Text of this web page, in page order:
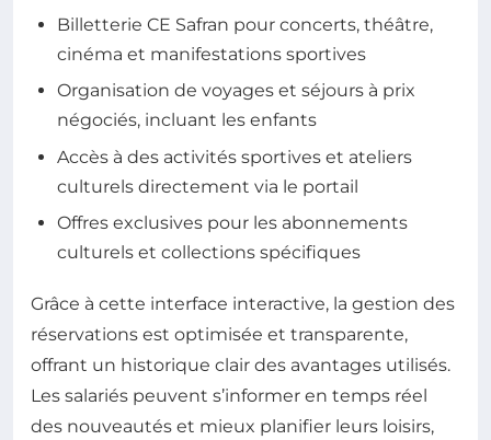
Billetterie CE Safran pour concerts, théâtre,
cinéma et manifestations sportives
Organisation de voyages et séjours à prix
négociés, incluant les enfants
Accès à des activités sportives et ateliers
culturels directement via le portail
Offres exclusives pour les abonnements
culturels et collections spécifiques
Grâce à cette interface interactive, la gestion des
réservations est optimisée et transparente,
offrant un historique clair des avantages utilisés.
Les salariés peuvent s’informer en temps réel
des nouveautés et mieux planifier leurs loisirs,